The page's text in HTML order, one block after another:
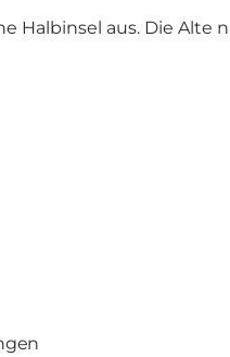
Halbinsel aus. Die